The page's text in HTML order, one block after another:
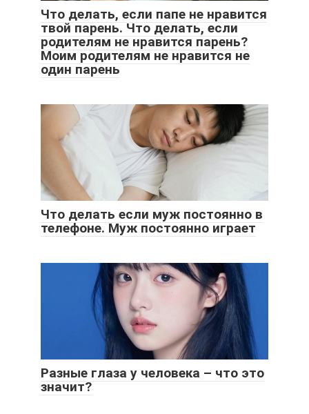
Что делать, если папе не нравится
твой парень. Что делать, если
родителям не нравится парень?
Моим родителям не нравится не
один парень
Что делать если муж постоянно в
телефоне. Муж постоянно играет
Разные глаза у человека – что это
значит?